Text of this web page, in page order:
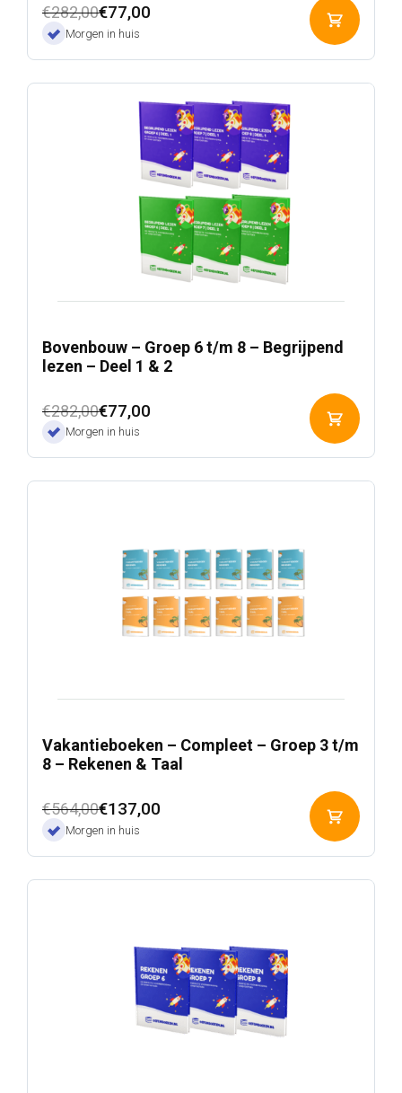
€282,00
Oorspronkelijke
prijs
€282,00.
€77,00
Huidige
prijs
€77,00.
Morgen in huis
aan
Bovenbouw – Groep 6 t/m 8 – Begrijpend
lezen – Deel 1 & 2
€282,00
Oorspronkelijke
prijs
€282,00.
€77,00
Huidige
prijs
€77,00.
Morgen in huis
aan
Vakantieboeken – Compleet – Groep 3 t/m
8 – Rekenen & Taal
€564,00
Oorspronkelijke
prijs
€564,00.
€137,00
Huidige
prijs
€137,00.
Morgen in huis
aan